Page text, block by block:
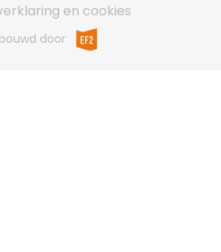
en cookies
doorEF2 (opent in een nieuw